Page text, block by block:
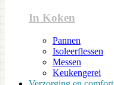
In Koken
Pannen
Isoleerflessen
Messen
Keukengerei